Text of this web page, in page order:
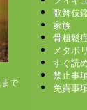
歌舞伎
家族
骨粗鬆
メタボ
すぐ読
禁止事
免責事
で